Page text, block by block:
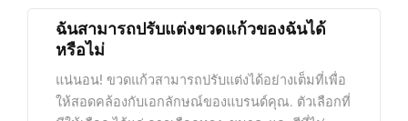
ฉันสามารถปรับแต่งขวดแก้วของฉันได้
หรือไม่
แน่นอน! ขวดแก้วสามารถปรับแต่งได้อย่างเต็มที่เพื่อ
ให้สอดคล้องกับเอกลักษณ์ของแบรนด์คุณ. ตัวเลือกที่